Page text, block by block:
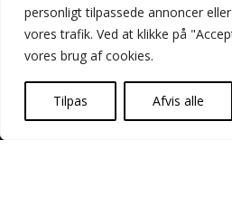
personligt tilpassede annoncer
vores trafik. Ved at klikke på
vores brug af cookies.
Tilpas Afvis alle
Privatlivspolitik og
Kontakt os
Kalender